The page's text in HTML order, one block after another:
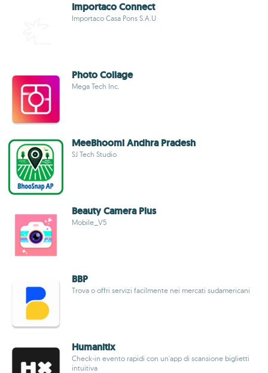
Importaco Connect
Importaco Casa Pons S.A.U
Photo Collage
Mega Tech Inc.
MeeBhoomi Andhra Pradesh
SJ Tech Studio
Beauty Camera Plus
Mobile_V5
BBP
Trova o offri servizi facilmente nei mercati sudamericani
Humanitix
Check-in evento rapidi con un'app di scansione biglietti
intuitiva